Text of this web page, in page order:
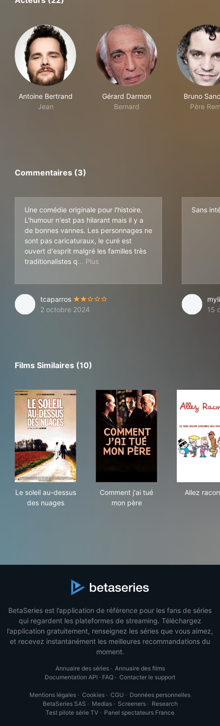
Antoine Bertrand
Jean
Gérard Darmon
Bernard
Bruno
Père
Commentaires (3)
Une comédie originale pour l'histoire.
L'humour n'est pas hilarant mais il y a
de bonnes vannes. Les personnages ne
sont pas caricaturaux, le curé est
ouvert d'esprit malgré les familles très
traditionalistes q
ui l'entourent, l'avocat est un
tcaparros
2 octobre 2024
Sans
15
Films Similaires (10)
Le soleil au-dessus
des nuages
Comment j'ai tué
mon père
Allez
BetaSeries est l’application de référence pour les fans de séries
qui regardent les plateformes de streaming. Téléchargez
l’application gratuitement, renseignez les séries que vous aimez,
et recevez instantanément les meilleures recommandations du
moment.
Annuaire des séries· Annuaire des films
Documentation API · FAQ · Contacter le support
Mentions légales · Cookies · CGU · Données personnelles
BetaSeries SAS · Medias· Screeners· Research
Test pilote série TV · Panel spectateurs France